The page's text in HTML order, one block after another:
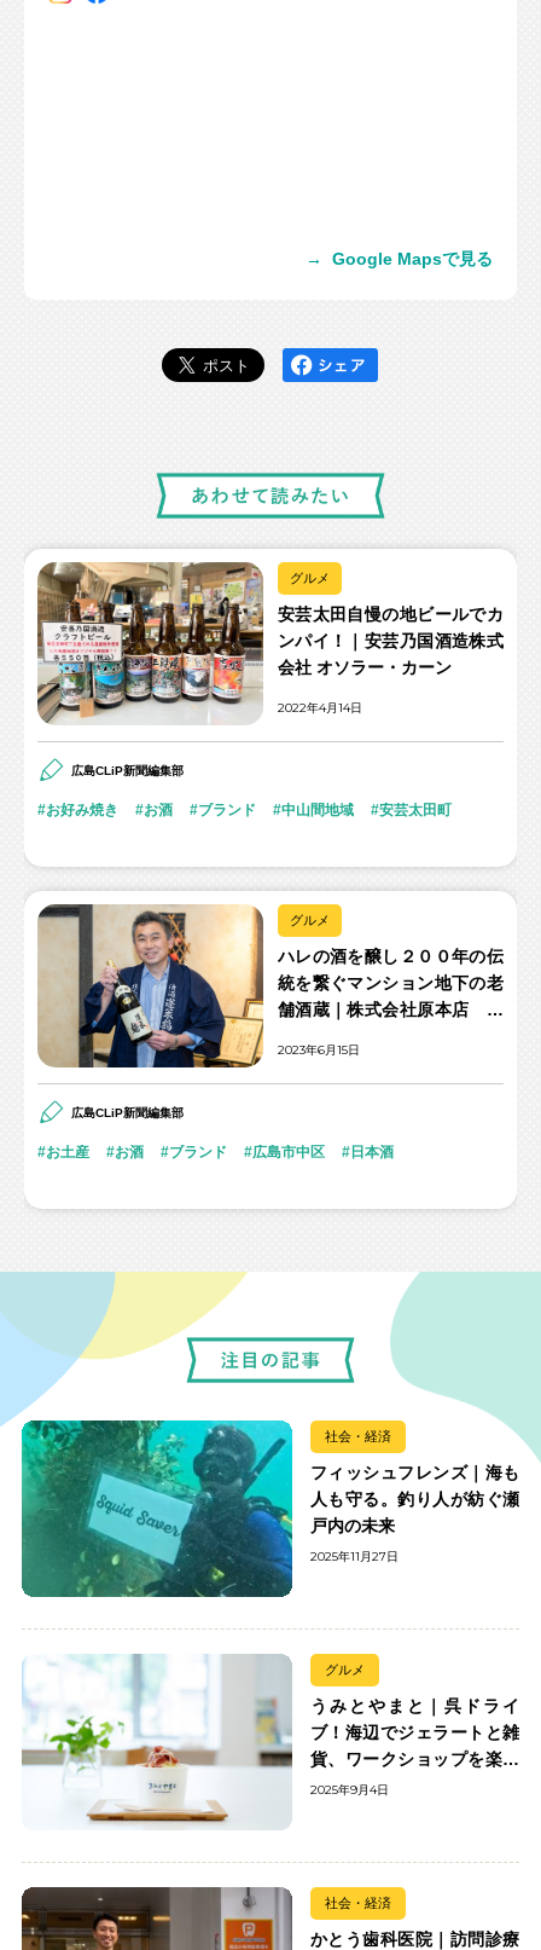
→ Google Mapsで見る
グルメ
安芸太田自慢の地ビールでカ
ンパイ！｜安芸乃国酒造株式
会社 オソラー・カーン
2022年4月14日
広島CLiP新聞編集部
お好み焼き お酒 ブランド 中山間地域 安芸太田町
グルメ
ハレの酒を醸し２００年の伝
統を繋ぐマンション地下の老
舗酒蔵｜株式会社原本店 原
2023年6月15日
広島CLiP新聞編集部
お土産 お酒 ブランド 広島市中区 日本酒
社会・経済
フィッシュフレンズ｜海も
人も守る。釣り人が紡ぐ瀬
戸内の未来
2025年11月27日
グルメ
うみとやまと｜呉ドライ
ブ！海辺でジェラートと雑
貨、ワークショップを楽し
む
2025年9月4日
社会・経済
かとう歯科医院｜訪問診療